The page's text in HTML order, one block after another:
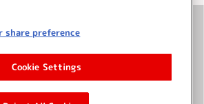
お問い合わせ
サイト利用について
share preference
Cookie Settings